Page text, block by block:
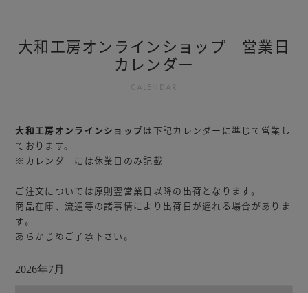
大和工房オンラインショップ 営業日
カレンダー
CALENDAR
大和工房オンラインショップは下記カレンダーに準じて営業し
ております。
※カレンダーには休業日のみ記載
ご注文については原則翌営業日以降の出荷となります。
商品在庫、流通等の諸事情により出荷日が遅れる場合がありま
す。
あらかじめご了承下さい。